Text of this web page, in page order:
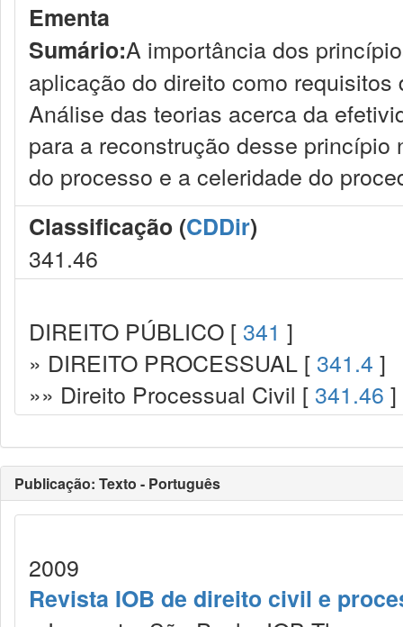
Ementa
Sumário:A importância dos
aplicação do direito como
Análise das teorias acerca da
para a reconstrução desse
do processo e a celeridade do
Classificação (CDDir)
341.46
DIREITO PÚBLICO [ 341 ]
» DIREITO PROCESSUAL [ 341.4 ]
»» Direito Processual Civil [ 341.46 ]
Publicação: Texto - Português
2009
Revista IOB de direito civil e